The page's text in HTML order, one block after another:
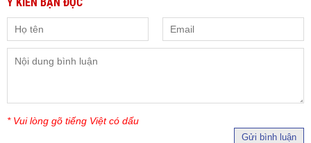
* Vui lòng gõ tiếng Việt có dấu
Gửi bình luận